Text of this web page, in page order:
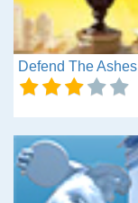
Defend The Ashes